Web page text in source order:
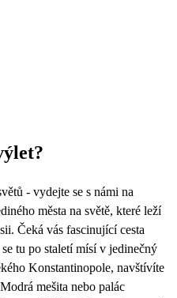
- vydejte se s námi na
města na světě, které leží
Čeká vás fascinující cesta
tu po staletí mísí v jedinečný
Konstantinopole, navštívíte
mešita nebo palác